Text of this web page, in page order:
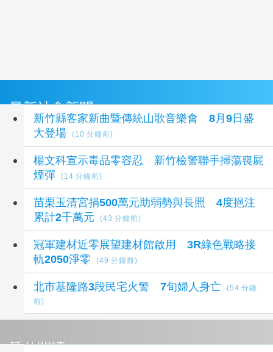
最新社會新聞
新竹縣客家新曲暨傳統山歌音樂會 8月9日盛
大登場
(10 分鐘前)
楊文科宣示毒品零容忍 新竹檢警聯手掃蕩喪屍
煙彈
(14 分鐘前)
苗栗玉清宮捐500萬元助弱勢與長照 4度挹注
累計2千萬元
(43 分鐘前)
冠軍建材近零展望建材館啟用 3R綠色戰略接
軌2050淨零
(49 分鐘前)
北市基隆路3段民宅火警 7旬婦人身亡
(54 分鐘
前)
延伸閱讀